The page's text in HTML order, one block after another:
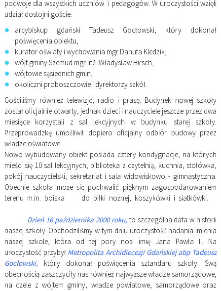
podwoje dla wszystkich uczniów i pedagogów. W uroczystości wzięli
udział dostojni goście:
arcybiskup gdański Tadeusz Gocłowski, który dokonał
poświęcenia obiektu,
kurator oświaty i wychowania mgr Danuta Kledzik,
wójt gminy Szemud mgr inż. Władysław Hirsch,
wójtowie sąsiednich gmin,
okoliczni proboszczowie i dyrektorzy szkół.
Gościliśmy również telewizję, radio i prasę. Budynek nowej szkoły
został oficjalnie otwarty, jednak dzieci i nauczyciele jeszcze przez dwa
miesiące korzystali z sal lekcyjnych w budynku starej szkoły.
Przeprowadzkę umożliwił dopiero oficjalny odbiór budowy przez
władze oświatowe.
Nowo wybudowany obiekt posiada cztery kondygnacje, na których
mieści się 10 sal lekcyjnych, biblioteka z czytelnią, kuchnia, stołówka,
pokój nauczycielski, sekretariat i sala widowiskowo - gimnastyczna.
Obecnie szkoła może się pochwalić pięknym zagospodarowaniem
terenu m.in. boiska do piłki nożnej, koszykówki i siatkówki.
Dzień 16 października 2000 roku, to szczególna data w historii
naszej szkoły. Obchodziliśmy w tym dniu uroczystość nadania imienia
naszej szkole, która od tej pory nosi imię Jana Pawła II. Na
uroczystość przybył Metropolita Archidiecezji Gdańskiej abp Tadeusz
Gocłowski, który dokonał poświęcenia sztandaru szkoły. Swą
obecnością zaszczyciły nas również najwyższe władze samorządowe,
na czele z wójtem gminy, władze powiatowe, samorządowe oraz